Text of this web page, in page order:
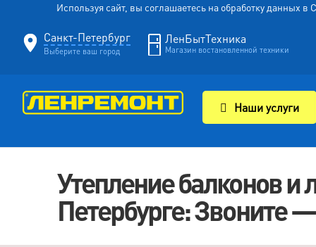
Используя сайт, вы соглашаетесь на обработку данных
Санкт-Петербург
Выберите ваш город
ЛенБытТехника
Магазин востановленной техники
Наши услуги
Утепление балконов и
Петербурге: Звоните